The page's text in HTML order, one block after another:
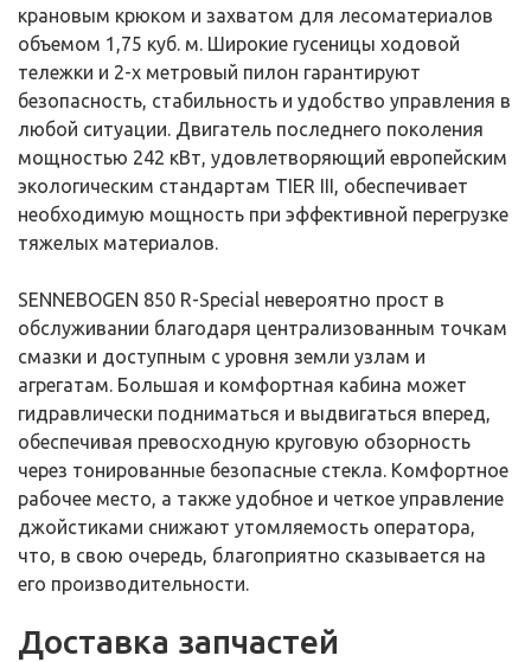
крановым крюком и захватом для лесоматериалов
объемом 1,75 куб. м. Широкие гусеницы ходовой
тележки и 2-х метровый пилон гарантируют
безопасность, стабильность и удобство управления в
любой ситуации. Двигатель последнего поколения
мощностью 242 кВт, удовлетворяющий европейским
экологическим стандартам TIER III, обеспечивает
необходимую мощность при эффективной перегрузке
тяжелых материалов.
SENNEBOGEN 850 R-Special невероятно прост в
обслуживании благодаря централизованным точкам
смазки и доступным с уровня земли узлам и
агрегатам. Большая и комфортная кабина может
гидравлически подниматься и выдвигаться вперед,
обеспечивая превосходную круговую обзорность
через тонированные безопасные стекла. Комфортное
рабочее место, а также удобное и четкое управление
джойстиками снижают утомляемость оператора,
что, в свою очередь, благоприятно сказывается на
его производительности.
Доставка запчастей